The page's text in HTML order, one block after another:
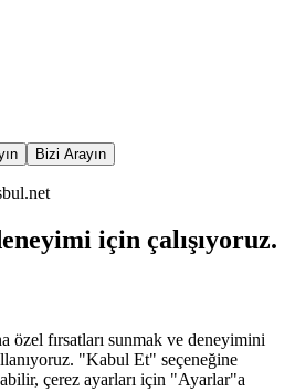
Bizi Arayın
için çalışıyoruz.
özel fırsatları sunmak ve deneyimini
"Kabul Et" seçeneğine
çerez ayarları için "Ayarlar"a